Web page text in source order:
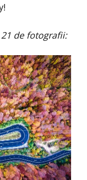
de fotografii: